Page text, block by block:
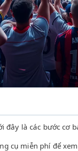
đây là các bước cơ
cụ miễn phí để